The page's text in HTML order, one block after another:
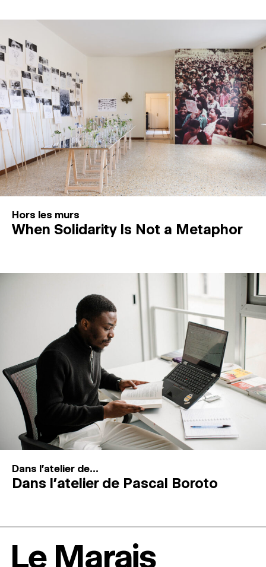
Hors les murs
When Solidarity Is Not a Metaphor
Dans l'atelier de...
Dans l’atelier de Pascal Boroto
Le Marais